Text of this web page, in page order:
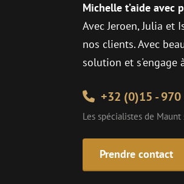
Michelle t’aide avec
Avec Jeroen, Julia
nos clients. Avec
solution et s'engage
+32 (0)15 -
Les spécialistes de
Prendre contact